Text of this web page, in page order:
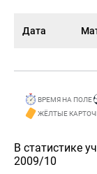
Дата
ВРЕМЯ НА ПОЛЕ
ЖЁЛТЫЕ
В статистике
2009/10